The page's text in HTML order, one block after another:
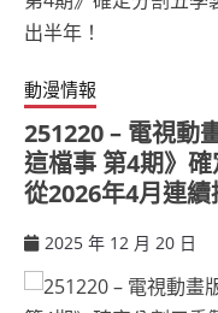
動漫情報
251220 – 電視動
這檔事 第4期》
從2026年4月連續
2025 年 12 月 20 日